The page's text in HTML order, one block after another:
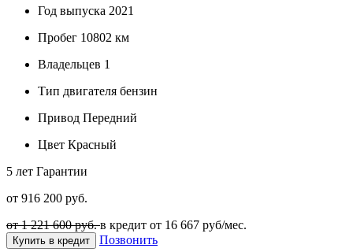
Год выпуска 2021
Пробег 10802 км
Владельцев 1
Тип двигателя бензин
Привод Передний
Цвет Красный
5 лет Гарантии
от 916 200 руб.
от 1 221 600 руб.в кредит от 16 667 руб/мес.
Купить в кредит Позвонить